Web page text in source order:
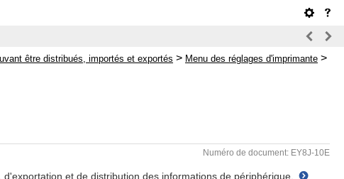
être distribués, importés et exportés > Menu des réglages d'imprimante >
Numéro de document: EY8J-10E
et de distribution des informations de périphérique.